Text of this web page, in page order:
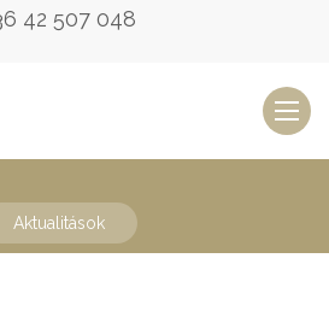
42 507 048
Aktualitások